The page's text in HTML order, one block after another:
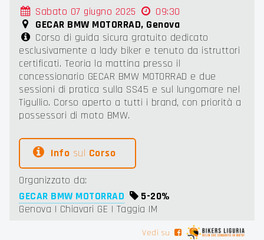
Sabato 07 giugno 2025
09:30
GECAR BMW MOTORRAD, Genova
Corso di guida sicura gratuito dedicato
esclusivamente a lady biker e tenuto da istruttori
certificati. Teoria la mattina presso il
concessionario GECAR BMW MOTORRAD e due
sessioni di pratica sulla SS45 e sul lungomare nel
Tigullio. Corso aperto a tutti i brand, con priorità a
possessori di moto BMW.
Info sul Corso
Organizzato da:
GECAR BMW MOTORRAD
5-20%
Genova | Chiavari GE | Taggia IM
Vedi su